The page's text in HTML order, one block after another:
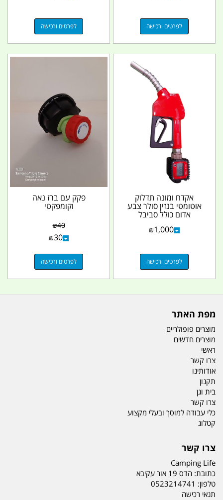
לפרטים ורכישה לפרטים ורכישה
אקדח ומונה תדלוק
אוטומטי בנזין סולר צבע
אדום כולל סביבל
פיתול...₪1,000
לפרטים ורכישה
פקק עם ברז נאה
וקומפקטי
₪40
₪30
לפרטים ורכישה
מפת האתר
מוצרים פופולריים
מוצרים חדשים
ראשי
צרו קשר
אודותינו
תקנון
בית וגן
צרו קשר
כלי עבודה למוסך ובעלי מקצוע
קטלוג
צרו קשר
Camping Life
כתובת: הדס 19 אור עקיבא
טלפון: 0523214741
תנאי רכישה